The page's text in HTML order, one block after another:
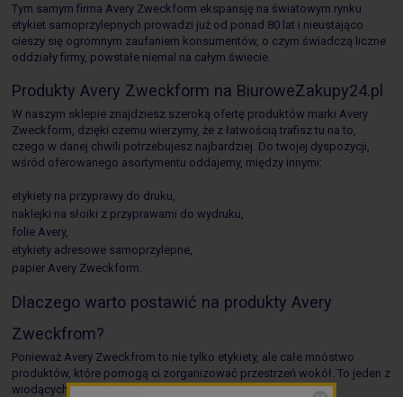
Tym samym firma Avery Zweckform ekspansję na światowym rynku
etykiet samoprzylepnych prowadzi już od ponad 80 lat i nieustająco
cieszy się ogromnym zaufaniem konsumentów, o czym świadczą liczne
oddziały firmy, powstałe niemal na całym świecie.
Produkty Avery Zweckform na BiuroweZakupy24.pl
W naszym sklepie znajdziesz szeroką ofertę produktów marki Avery
Zweckform, dzięki czemu wierzymy, że z łatwością trafisz tu na to,
czego w danej chwili potrzebujesz najbardziej. Do twojej dyspozycji,
wśród oferowanego asortymentu oddajemy, między innymi:
etykiety na przyprawy do druku,
naklejki na słoiki z przyprawami do wydruku,
folie Avery,
etykiety adresowe samoprzylepne,
papier Avery Zweckform.
Dlaczego warto postawić na produkty Avery
Zweckfrom?
Ponieważ Avery Zweckfrom to nie tylko etykiety, ale całe mnóstwo
produktów, które pomogą ci zorganizować przestrzeń wokół. To jeden z
wiodących producentów: